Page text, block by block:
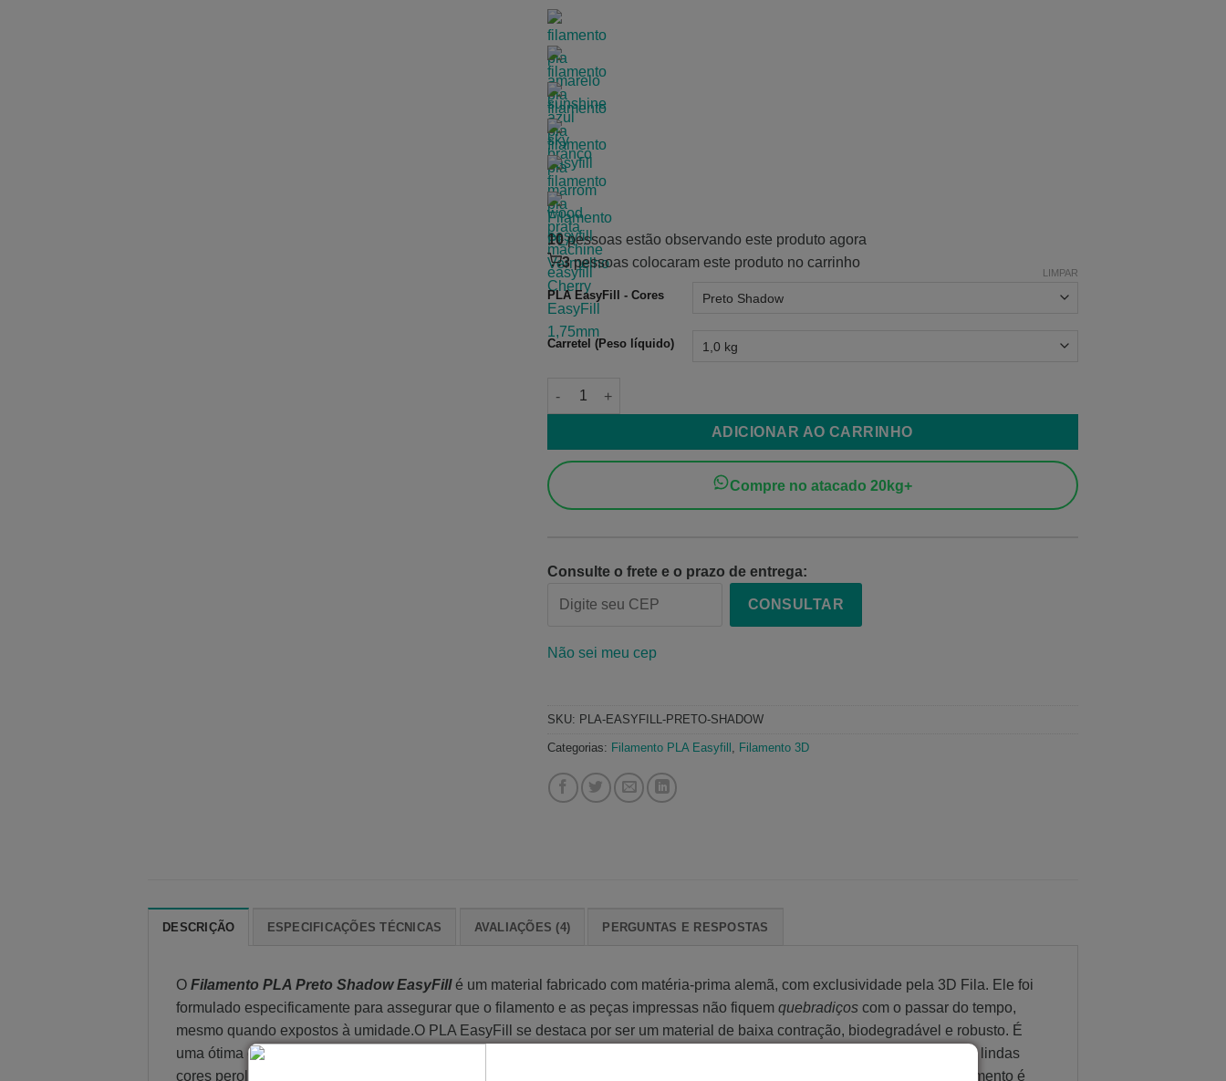
10pessoas estão observando este produto agora
3pessoas colocaram este produto no carrinho
PLA EasyFill - Cores
Carretel (Peso líquido)
LIMPAR
Filamento PLA Preto Shadow EasyFill 1,75mm quantidade
ADICIONAR AO CARRINHO
Compre no atacado 20kg+
Consulte o frete e o prazo de entrega:
CONSULTAR
Não sei meu cep
SKU: PLA-EASYFILL-PRETO-SHADOW
Categorias: Filamento PLA Easyfill Filamento 3D
DESCRIÇÃO ESPECIFICAÇÕES TÉCNICAS AVALIAÇÕES (4) PERGUNTAS E RESPOSTAS
O Filamento PLA Preto Shadow EasyFillé um material fabricado com matéria-prima alemã, com exclusividade pela 3D Fila. Ele foi
formulado especificamente para assegurar que o filamento e as peças impressas não fiquem quebradiços com o passar do tempo,
mesmo quando expostos à umidade.O PLA EasyFill se destaca por ser um material de baixa contração, biodegradável e robusto. É
uma ótima opção para peças que não irão precisar de acabamentos após a impressão, com sua superfície de toque suave e lindas
cores peroladas. Porém, não é indicado para peças que irão ficar expostas ao sol ou fonte de calor superior a 50ºC.Este filamento é